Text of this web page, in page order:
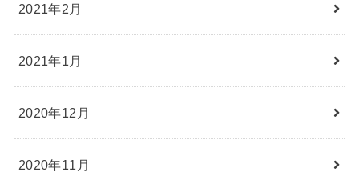
2021年2月
2021年1月
2020年12月
2020年11月